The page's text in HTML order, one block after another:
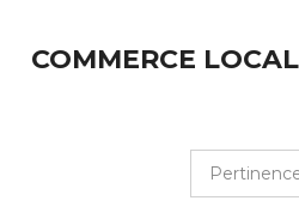
COMMERCE